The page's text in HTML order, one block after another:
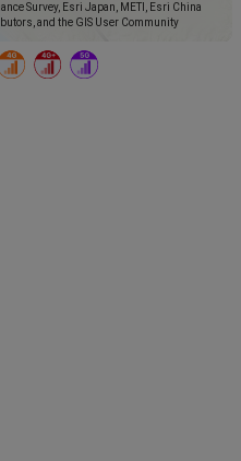
Survey, Esri Japan, METI, Esri China
and the GIS User Community